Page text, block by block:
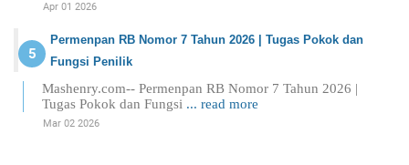
Apr 01 2026
Permenpan RB Nomor 7 Tahun 2026 | Tugas Pokok dan
Fungsi Penilik
Mashenry.com-- Permenpan RB Nomor 7 Tahun 2026 |
Tugas Pokok dan Fungsi ... read more
Mar 02 2026